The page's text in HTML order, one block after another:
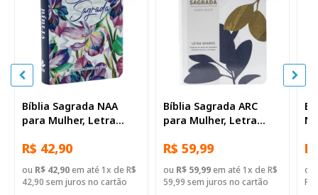
Bíblia Sagrada NAA
para Mulher, Letra
Capa Semi Flexível
Ilustrada
R$ 42,90
ou R$ 42,90em até 1x de R$
42,90 sem juros no cartão
Bíblia Sagrada ARC
para Mulher, Letra
de Jesus destacadas,
com Harpa Cristã, Capa
Semi Flexível Ilustrada
R$ 59,99
ou R$ 59,99em até 1x de R$
59,99 sem juros no cartão
ou
R$